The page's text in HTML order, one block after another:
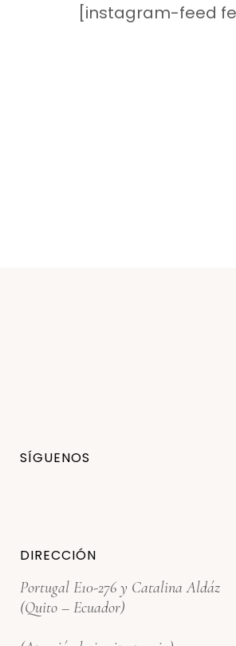
[instagram-feed
SÍGUENOS
DIRECCIÓN
Portugal E10-276 y Catalina Aldáz
(Quito – Ecuador)